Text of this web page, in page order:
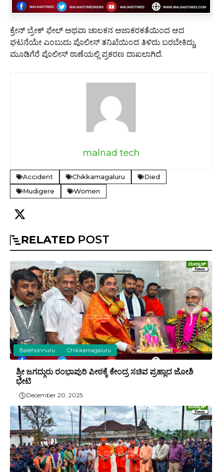
ಕ್ರೇನ್ ಬ್ರೇಕ್ ಫೇಲ್ ಅಥವಾ ಚಾಲಕನ ಅಜಾಕರಕತೆಯಿಂದ ಆದ
ಘಟನೆಯೇ ಎಂಬುದು ಪೊಲೀಸ್ ತನಿಖೆಯಿಂದ ತಿಳಿದು ಬರಬೇಕಿದ್ದು,
ಮೂಡಿಗೆರೆ ಪೊಲೀಸ್ ಠಾಣೆಯಲ್ಲಿ ಪ್ರಕರಣ ದಾಖಲಾಗಿದೆ.
malnad tech
Accident Chikkamagaluru
Died
Mudigere
Women
RELATED POST
Balehonnuru Chikkamagaluru
ಶ್ರೀ ಜಗದ್ಗುರು ರಂಭಾಪುರಿ ಪೀಠಕ್ಕೆ ಕೇಂದ್ರ ಸಚಿವ ಪ್ರಹ್ಲಾದ ಜೋಶಿ
ಭೇಟಿ
December 20, 2025